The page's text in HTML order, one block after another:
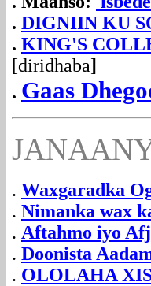
. DIGNIIN KU
. KING'S
[diridhaba]
. Gaas
. Waxgaradka
. Nimanka wax
. Aftahmo iyo
. Doonista
. OLOLAHA